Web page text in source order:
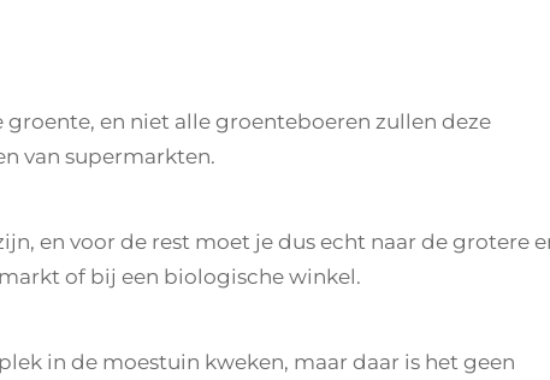
en niet alle groenteboeren zullen deze
van supermarkten.
en voor de rest moet je dus echt naar de grotere
of bij een biologische winkel.
in de moestuin kweken, maar daar is het geen